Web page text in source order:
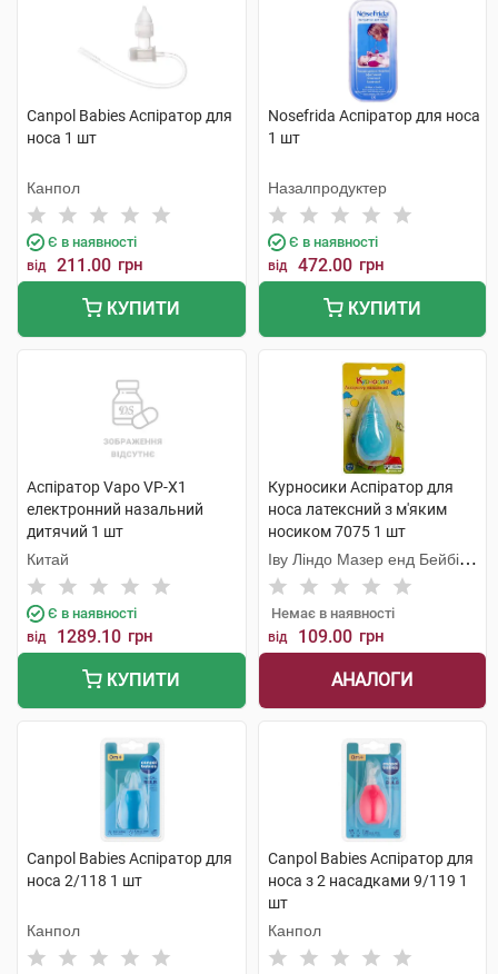
Canpol Babies Аспіратор для
носа 1 шт
Канпол
Є в наявності
від 211.00 грн
КУПИТИ
Nosefrida Аспіратор для носа
1 шт
Назалпродуктер
Є в наявності
від 472.00 грн
КУПИТИ
Аспіратор Vapo VP-X1
електронний назальний
дитячий 1 шт
Китай
Є в наявності
від 1289.10 грн
КУПИТИ
Курносики Аспіратор для
носа латексний з м'яким
носиком 7075 1 шт
Іву Ліндо Мазер енд Бейбі
Продактс
Немає в наявності
від 109.00 грн
АНАЛОГИ
Canpol Babies Аспіратор для
носа 2/118 1 шт
Канпол
Canpol Babies Аспіратор для
носа з 2 насадками 9/119 1
шт
Канпол